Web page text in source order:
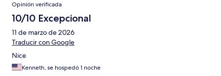
Opinión verificada
10/10 Excepcional
11 de marzo de 2026
Traducir con Google
Nice
Kenneth, se hospedó 1 noche